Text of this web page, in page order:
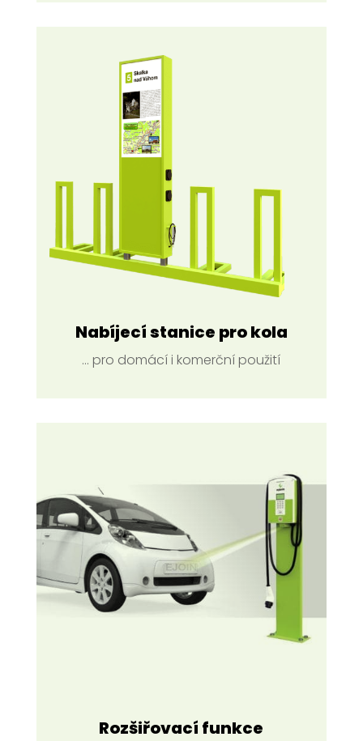
Nabíjecí stanice pro kola
... pro domácí i komerční použití
Rozšiřovací funkce